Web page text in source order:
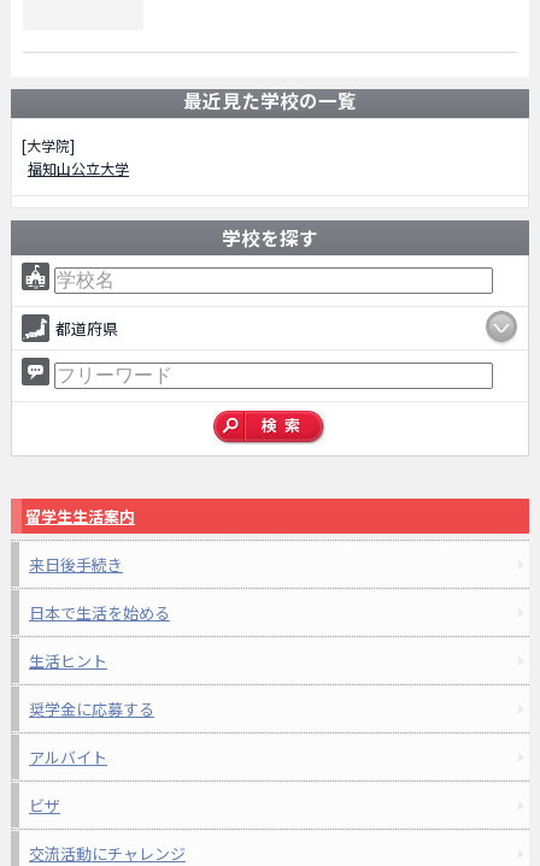
最近見た学校の一覧
[大学院]
福知山公立大学
学校を探す
都道府県
留学生生活案内
来日後手続き
日本で生活を始める
生活ヒント
奨学金に応募する
アルバイト
ビザ
交流活動にチャレンジ